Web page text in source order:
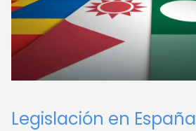
Legislación en España